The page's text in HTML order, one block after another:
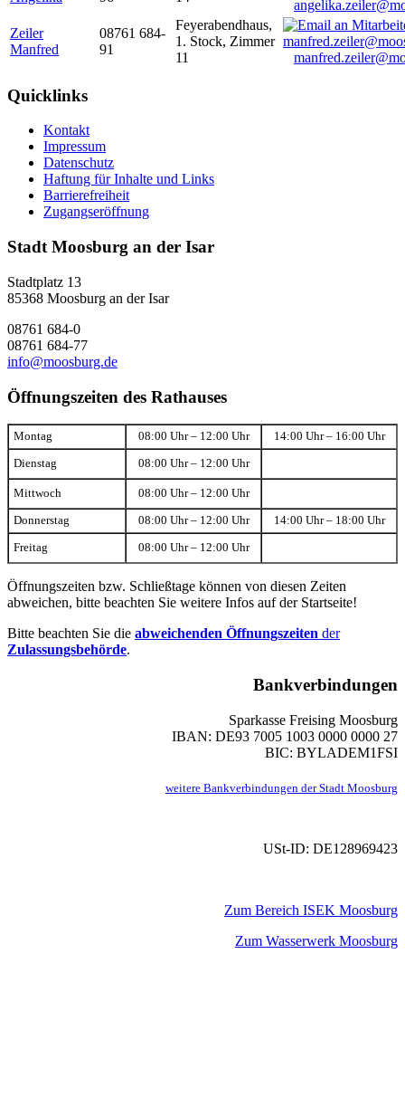
Zeiler
Manfred
08761 684-
91
Feyerabendhaus,
1. Stock, Zimmer
11
Quicklinks
Kontakt
Impressum
Datenschutz
Haftung für Inhalte und Links
Barrierefreiheit
Zugangseröffnung
Stadt Moosburg an der Isar
Stadtplatz 13
85368 Moosburg an der Isar
08761 684-0
08761 684-77
info@moosburg.de
Öffnungszeiten des Rathauses
Montag 08:00 Uhr – 12:00 Uhr 14:00 Uhr – 16:00 Uhr
Dienstag 08:00 Uhr – 12:00 Uhr
Mittwoch 08:00 Uhr – 12:00 Uhr
Donnerstag 08:00 Uhr – 12:00 Uhr 14:00 Uhr – 18:00 Uhr
Freitag 08:00 Uhr – 12:00 Uhr
Öffnungszeiten bzw. Schließtage können von diesen Zeiten
abweichen, bitte beachten Sie weitere Infos auf der Startseite!
Bitte beachten Sie die abweichenden Öffnungszeiten der
Zulassungsbehörde.
Bankverbindungen
Sparkasse Freising Moosburg
IBAN: DE93 7005 1003 0000 0000 27
BIC: BYLADEM1FSI
weitere Bankverbindungen der Stadt Moosburg
USt-ID: DE128969423
Zum Bereich ISEK Moosburg
Zum Wasserwerk Moosburg